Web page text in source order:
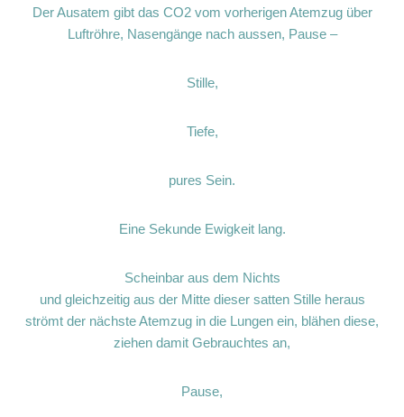
Der Ausatem gibt das CO2 vom vorherigen Atemzug über
Luftröhre, Nasengänge nach aussen, Pause –
Stille,
Tiefe,
pures Sein.
Eine Sekunde Ewigkeit lang.
Scheinbar aus dem Nichts
und gleichzeitig aus der Mitte dieser satten Stille heraus
strömt der nächste Atemzug in die Lungen ein, blähen diese,
ziehen damit Gebrauchtes an,
Pause,